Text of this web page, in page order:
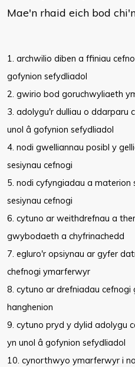
Mae'n rhaid eich bod
1. archwilio diben a ffiniau
gofynion sefydliadol
2. gwirio bod goruchwyliaeth
3. adolygu'r dulliau o ddarparu
unol â gofynion sefydliadol
4. nodi gwelliannau posibl y
sesiynau cefnogi
5. nodi cyfyngiadau a
sesiynau cefnogi
6. cytuno ar weithdrefnau a
gwybodaeth a chyfrinachedd
7. egluro'r opsiynau ar gyfer
chefnogi ymarferwyr
8. cytuno ar drefniadau
hanghenion
9. cytuno pryd y dylid adolygu
yn unol â gofynion sefydliadol
10. cynorthwyo ymarferwyr i